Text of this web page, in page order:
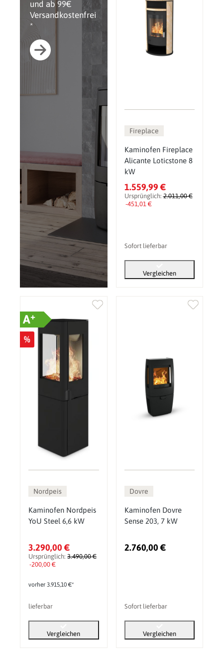
und ab 99€
Versandkostenfrei
*
Fireplace
Kaminofen Fireplace
Alicante Loticstone 8
kW
1.559,99 €
Ursprünglich:2.011,00 €
-451,01 €
Sofort lieferbar
Vergleichen
A+
%
Nordpeis
Kaminofen Nordpeis
YoU Steel 6,6 kW
3.290,00 €
Ursprünglich: 3.490,00 €
-200,00 €
vorher 3.915,10 €*
lieferbar
Vergleichen
Dovre
Kaminofen Dovre
Sense 203, 7 kW
2.760,00 €
Sofort lieferbar
Vergleichen